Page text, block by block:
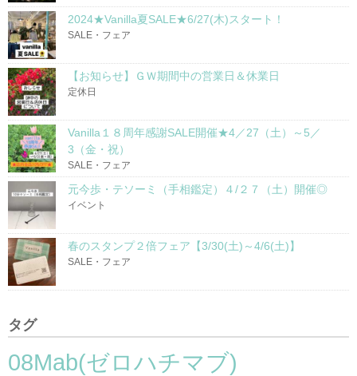
2024★Vanilla夏SALE★6/27(木)スタート！
SALE・フェア
【お知らせ】ＧＷ期間中の営業日＆休業日
定休日
Vanilla１８周年感謝SALE開催★4／27（土）～5／
3（金・祝）
SALE・フェア
元今歩・テソーミ（手相鑑定）４/２７（土）開催◎
イベント
春のスタンプ２倍フェア【3/30(土)～4/6(土)】
SALE・フェア
タグ
08Mab(ゼロハチマブ)